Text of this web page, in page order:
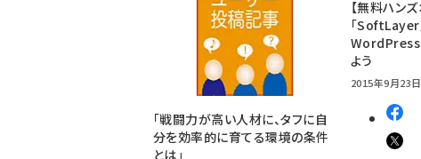
「戦闘力が高い人材に、タフに自
分を効率的に育てる環境の条件
とは」
【無料ハン
「SoftLayer
WordPress
よう
2015年9月23